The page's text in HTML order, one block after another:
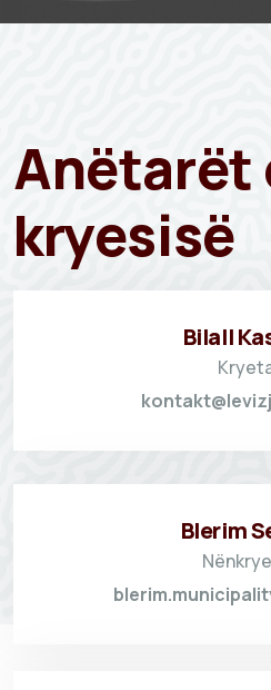
Anëtarët
kryesisë
Bilall
Blerim